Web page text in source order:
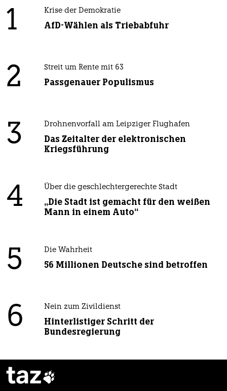
1 Krise der Demokratie
AfD-Wählen als Triebabfuhr
2 Streit um Rente mit 63
Passgenauer Populismus
3 Drohnenvorfall am Leipziger Flughafen
Das Zeitalter der elektronischen
Kriegsführung
4 Über die geschlechtergerechte Stadt
„Die Stadt ist gemacht für den weißen
Mann in einem Auto“
5 Die Wahrheit
56 Millionen Deutsche sind betroffen
6 Nein zum Zivildienst
Hinterlistiger Schritt der
Bundesregierung
taz